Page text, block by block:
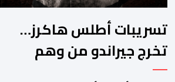
تسريبات أطلس هاكرز…
تخرج جيراندو من وهم
النضال إلى مستنقع